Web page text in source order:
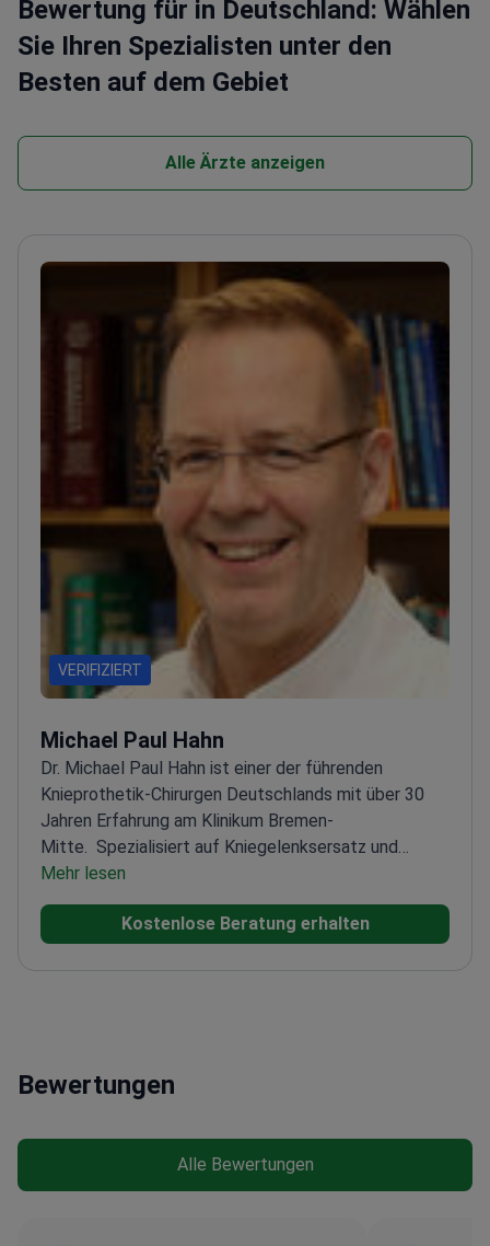
Bewertung für in Deutschland: Wählen
Sie Ihren Spezialisten unter den
Besten auf dem Gebiet
Alle Ärzte anzeigen
VERIFIZIERT
Michael Paul Hahn
Dr. Michael Paul Hahn ist einer der führenden
Knieprothetik-Chirurgen Deutschlands mit über 30
Jahren Erfahrung am Klinikum Bremen-
Mitte. Spezialisiert auf Kniegelenksersatz und
orthopädische Traumatologie
Allgemeinchirurgie mit Schwerpunkt
GelenkeingriffeAnerkannt als einer der führenden
Mehr lesen
Kostenlose Beratung erhalten
Bewertungen
Alle Bewertungen